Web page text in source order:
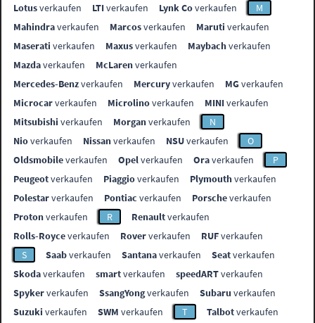
Lotusverkaufen LTIverkaufen Lynk Coverkaufen
M
Mahindraverkaufen Marcosverkaufen Maruti verkaufen
Maserati verkaufen Maxusverkaufen Maybachverkaufen
Mazdaverkaufen McLarenverkaufen
Mercedes-Benzverkaufen Mercuryverkaufen MGverkaufen
Microcarverkaufen Microlinoverkaufen MINIverkaufen
Mitsubishi verkaufen Morganverkaufen
N
Nioverkaufen Nissanverkaufen NSUverkaufen
O
Oldsmobileverkaufen Opelverkaufen Oraverkaufen
P
Peugeotverkaufen Piaggioverkaufen Plymouthverkaufen
Polestarverkaufen Pontiac verkaufen Porscheverkaufen
Protonverkaufen R Renaultverkaufen
Rolls-Royceverkaufen Roververkaufen RUFverkaufen
S
Saabverkaufen Santanaverkaufen Seatverkaufen
Skodaverkaufen smartverkaufen speedARTverkaufen
Spykerverkaufen SsangYongverkaufen Subaru verkaufen
Suzuki verkaufen SWM verkaufen T Talbotverkaufen